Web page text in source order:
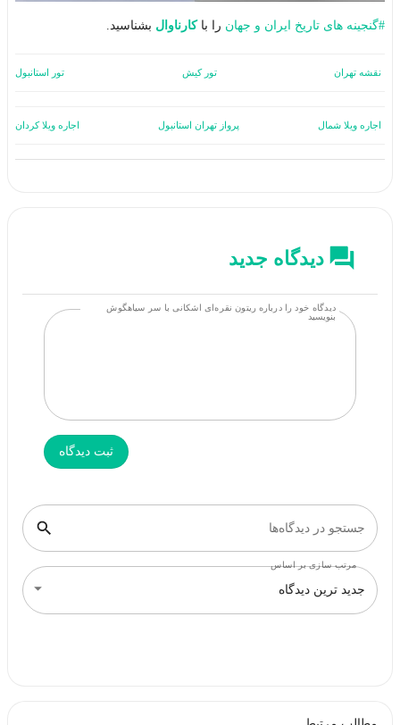
#گنجینه های تاریخ ایران و جهان را باکارناوال بشناسید.
نقشه تهران تور کیش تور استانبول
اجاره ویلا شمال پرواز تهران استانبول اجاره ویلا کردان
دیدگاه جدید
دیدگاه خود را درباره ریتون نقره‌ای اشکانی با سر سیاهگوش
بنویسید
ثبت دیدگاه
جستجو در دیدگاه‌ها
مرتب سازی بر اساس
جدید ترین دیدگاه